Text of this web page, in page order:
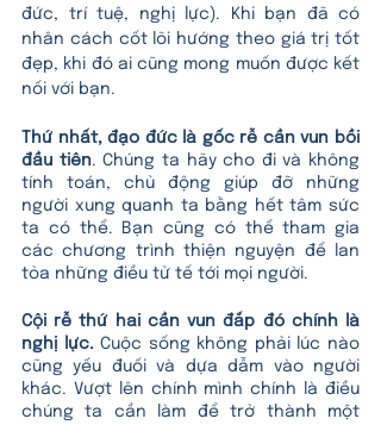
đức, trí tuệ, nghị lực). Khi bạn đã có
nhân cách cốt lõi hướng theo giá trị tốt
đẹp, khi đó ai cũng mong muốn được kết
nối với bạn.
Thứ nhất, đạo đức là gốc rễ cần vun bồi
đầu tiên. Chúng ta hãy cho đi và không
tính toán, chủ động giúp đỡ những
người xung quanh ta bằng hết tâm sức
ta có thể. Bạn cũng có thể tham gia
các chương trình thiện nguyện để lan
tỏa những điều tử tế tới mọi người.
Cội rễ thứ hai cần vun đắp đó chính là
nghị lực. Cuộc sống không phải lúc nào
cũng yếu đuối và dựa dẫm vào người
khác. Vượt lên chính mình chính là điều
chúng ta cần làm để trở thành một